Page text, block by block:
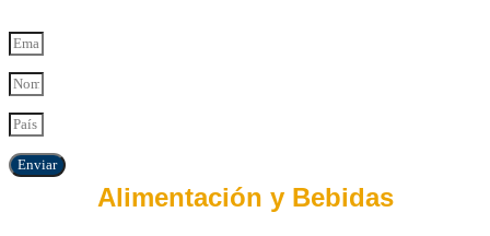
Enviar
Alimentación y Bebidas